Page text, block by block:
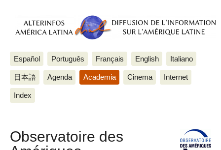
Español Português Français English Italiano
日本語 Agenda Academia Cinema Internet
Index
Observatoire des